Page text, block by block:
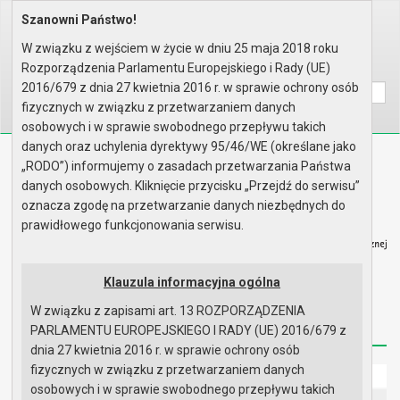
Home Informacje
Wyszukaj na stronie:
A AA
Biuletyn Informacji Publicznej
Urząd Miasta i Gminy w Gryfinie
Redakcja Instrukcja korzystania Dostępność
Strona główna
Szanowni Państwo!
W związku z wejściem w życie w dniu 25 maja 2018 roku
Rozporządzenia Parlamentu Europejskiego i Rady (UE)
2016/679 z dnia 27 kwietnia 2016 r. w sprawie ochrony osób
fizycznych w związku z przetwarzaniem danych
osobowych i w sprawie swobodnego przepływu takich
danych oraz uchylenia dyrektywy 95/46/WE (określane jako
„RODO”) informujemy o zasadach przetwarzania Państwa
danych osobowych. Kliknięcie przycisku „Przejdź do serwisu”
oznacza zgodę na przetwarzanie danych niezbędnych do
prawidłowego funkcjonowania serwisu.
Klauzula informacyjna ogólna
W związku z zapisami art. 13 ROZPORZĄDZENIA
PARLAMENTU EUROPEJSKIEGO I RADY (UE) 2016/679 z
dnia 27 kwietnia 2016 r. w sprawie ochrony osób
fizycznych w związku z przetwarzaniem danych
osobowych i w sprawie swobodnego przepływu takich